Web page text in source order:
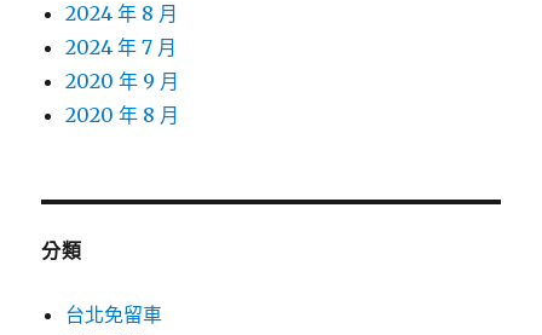
2024 年 8 月
2024 年 7 月
2020 年 9 月
2020 年 8 月
分類
台北免留車